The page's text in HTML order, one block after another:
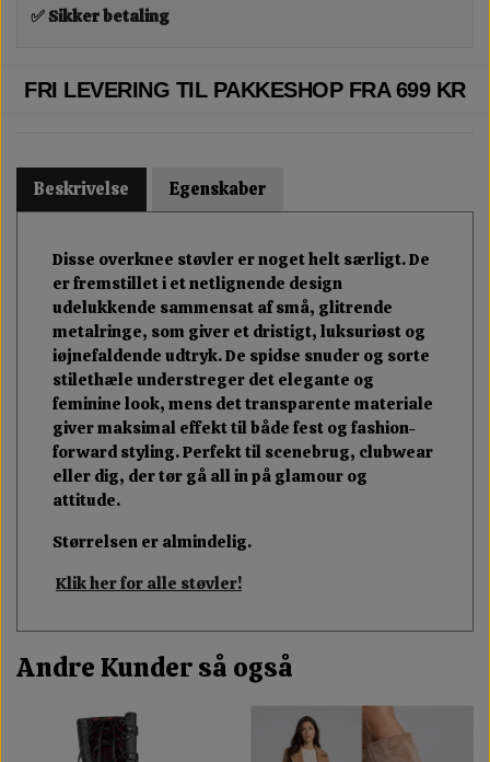
✅ Sikker betaling
FRI LEVERING TIL PAKKESHOP FRA 699 KR
Beskrivelse Egenskaber
Disse overknee støvler er noget helt særligt. De
er fremstillet i et netlignende design
udelukkende sammensat af små, glitrende
metalringe, som giver et dristigt, luksuriøst og
iøjnefaldende udtryk. De spidse snuder og sorte
stilethæle understreger det elegante og
feminine look, mens det transparente materiale
giver maksimal effekt til både fest og fashion-
forward styling. Perfekt til scenebrug, clubwear
eller dig, der tør gå all in på glamour og
attitude.
Størrelsen er almindelig.
Klik her for alle støvler!
Andre Kunder så også